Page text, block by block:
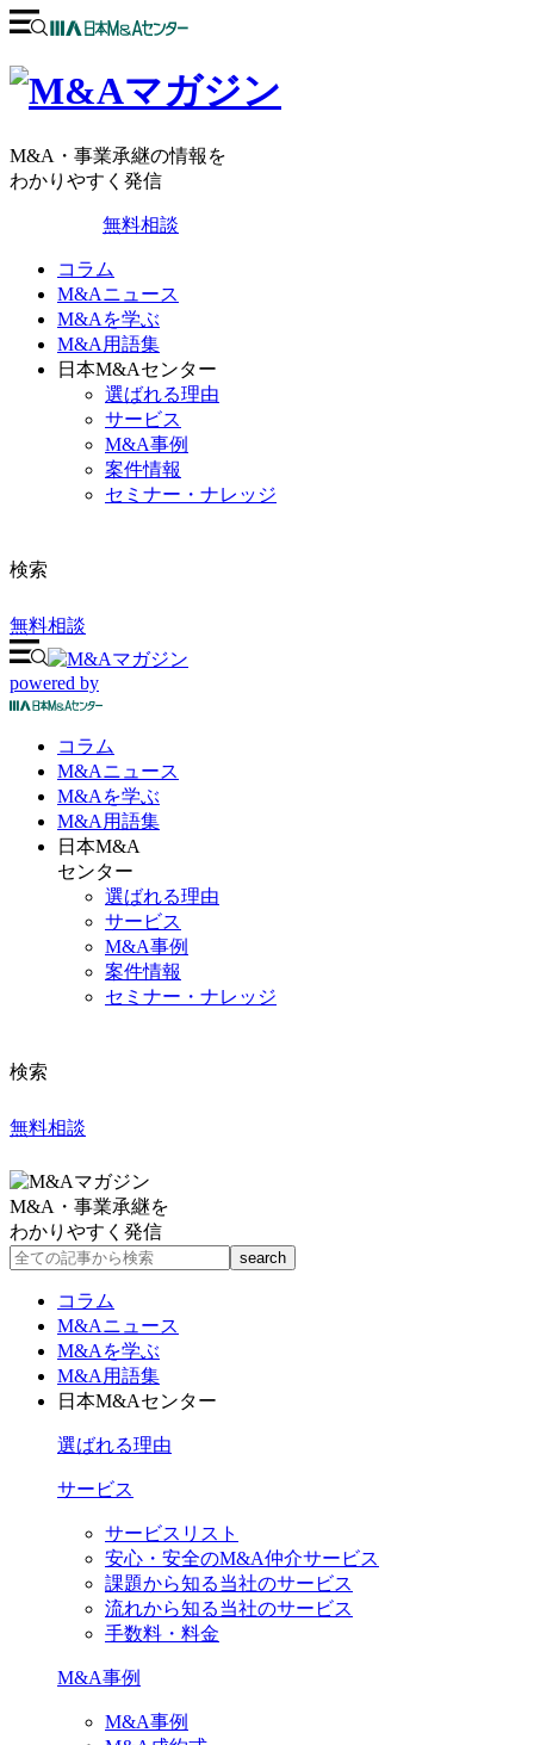
M&A・事業承継の情報を
わかりやすく発信
無料相談
コラム
M&Aニュース
M&Aを学ぶ
M&A用語集
日本M&Aセンター
選ばれる理由
サービス
M&A事例
案件情報
セミナー・ナレッジ
検索
無料相談
powered by
コラム
M&Aニュース
M&Aを学ぶ
M&A 用語集
日本M&A
センター
選ばれる理由
サービス
M&A事例
案件情報
セミナー・ナレッジ
検索
無料相談
M&A・事業承継を
わかりやすく発信
コラム
M&Aニュース
M&Aを学ぶ
M&A用語集
日本M&Aセンター
選ばれる理由
サービス
サービスリスト
安心・安全のM&A仲介サービス
課題から知る当社のサービス
流れから知る当社のサービス
手数料・料金
M&A事例
M&A事例